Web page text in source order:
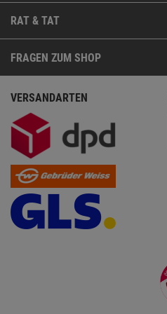
RAT & TAT
FRAGEN ZUM SHOP
VERSANDARTEN